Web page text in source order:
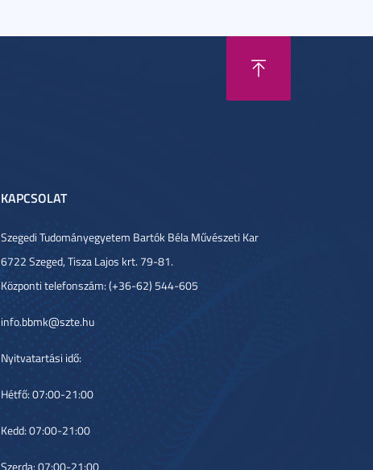
KAPCSOLAT
Szegedi Tudományegyetem Bartók Béla Művészeti Kar
6722 Szeged, Tisza Lajos krt. 79-81.
Központi telefonszám: (+36-62) 544-605
info.bbmk@szte.hu
Nyitvatartási idő:
Hétfő: 07:00-21:00
Kedd: 07:00-21:00
Szerda: 07:00-21:00